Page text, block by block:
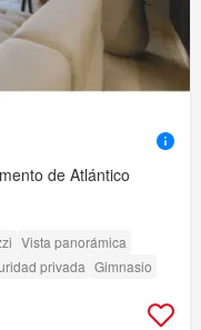
de Atlántico
Vista panorámica
privada Gimnasio